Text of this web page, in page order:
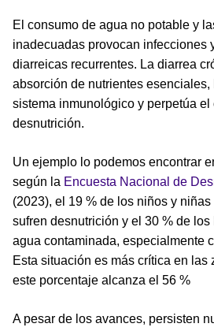
El consumo de agua no potable y
inadecuadas provocan infecciones
diarreicas recurrentes. La diarrea
absorción de nutrientes esenciales,
sistema inmunológico y perpetúa el
desnutrición.
Un ejemplo lo podemos encontrar
según la Encuesta Nacional de
(2023), el 19 % de los niños y
sufren desnutrición y el 30 % de
agua contaminada, especialmente
Esta situación es más crítica en las
este porcentaje alcanza el 56 %
A pesar de los avances, persisten